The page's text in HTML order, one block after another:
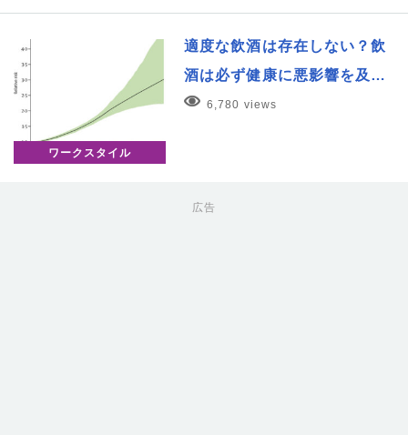
ワークスタイル
適度な飲酒は存在しない？飲
酒は必ず健康に悪影響を及…
6,780 views
広告